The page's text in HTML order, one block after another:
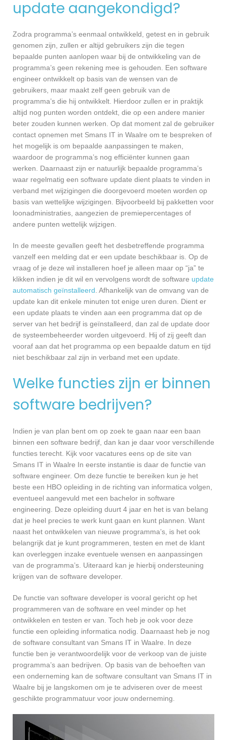
update aangekondigd?
Zodra programma’s eenmaal ontwikkeld, getest en in gebruik
genomen zijn, zullen er altijd gebruikers zijn die tegen
bepaalde punten aanlopen waar bij de ontwikkeling van de
programma’s geen rekening mee is gehouden. Een software
engineer ontwikkelt op basis van de wensen van de
gebruikers, maar maakt zelf geen gebruik van de
programma’s die hij ontwikkelt. Hierdoor zullen er in praktijk
altijd nog punten worden ontdekt, die op een andere manier
beter zouden kunnen werken. Op dat moment zal de gebruiker
contact opnemen met Smans IT in Waalre om te bespreken of
het mogelijk is om bepaalde aanpassingen te maken,
waardoor de programma’s nog efficiënter kunnen gaan
werken. Daarnaast zijn er natuurlijk bepaalde programma’s
waar regelmatig een software update dient plaats te vinden in
verband met wijzigingen die doorgevoerd moeten worden op
basis van wettelijke wijzigingen. Bijvoorbeeld bij pakketten voor
loonadministraties, aangezien de premiepercentages of
andere punten wettelijk wijzigen.
In de meeste gevallen geeft het desbetreffende programma
vanzelf een melding dat er een update beschikbaar is. Op de
vraag of je deze wil installeren hoef je alleen maar op “ja” te
klikken indien je dit wil en vervolgens wordt de software update
automatisch geïnstalleerd. Afhankelijk van de omvang van de
update kan dit enkele minuten tot enige uren duren. Dient er
een update plaats te vinden aan een programma dat op de
server van het bedrijf is geïnstalleerd, dan zal de update door
de systeembeheerder worden uitgevoerd. Hij of zij geeft dan
vooraf aan dat het programma op een bepaalde datum en tijd
niet beschikbaar zal zijn in verband met een update.
Welke functies zijn er binnen
software bedrijven?
Indien je van plan bent om op zoek te gaan naar een baan
binnen een software bedrijf, dan kan je daar voor verschillende
functies terecht. Kijk voor vacatures eens op de site van
Smans IT in Waalre In eerste instantie is daar de functie van
software engineer. Om deze functie te bereiken kun je het
beste een HBO opleiding in de richting van informatica volgen,
eventueel aangevuld met een bachelor in software
engineering. Deze opleiding duurt 4 jaar en het is van belang
dat je heel precies te werk kunt gaan en kunt plannen. Want
naast het ontwikkelen van nieuwe programma’s, is het ook
belangrijk dat je kunt programmeren, testen en met de klant
kan overleggen inzake eventuele wensen en aanpassingen
van de programma’s. Uiteraard kan je hierbij ondersteuning
krijgen van de software developer.
De functie van software developer is vooral gericht op het
programmeren van de software en veel minder op het
ontwikkelen en testen er van. Toch heb je ook voor deze
functie een opleiding informatica nodig. Daarnaast heb je nog
de software consultant van Smans IT in Waalre. In deze
functie ben je verantwoordelijk voor de verkoop van de juiste
programma’s aan bedrijven. Op basis van de behoeften van
een onderneming kan de software consultant van Smans IT in
Waalre bij je langskomen om je te adviseren over de meest
geschikte programmatuur voor jouw onderneming.